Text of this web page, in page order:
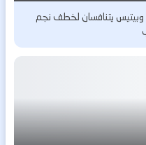
وبيتيس يتنافسان لخطف نجم